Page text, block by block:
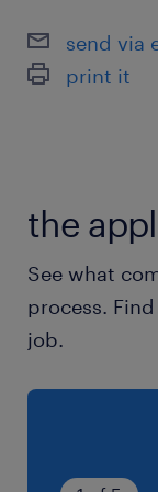
send via
print it
the
See what
process.
job.